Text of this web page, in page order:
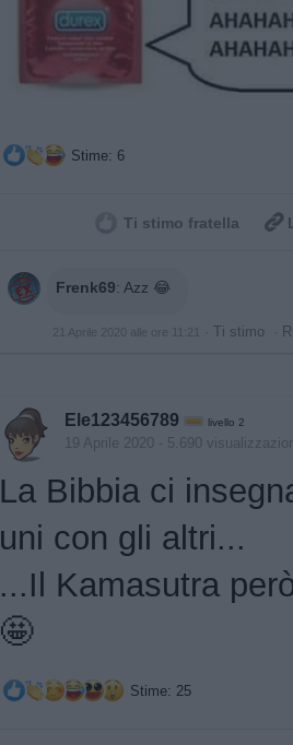
Stime: 6
Ti stimo fratella 
Frenk69: Azz 😂
21 Aprile 2020 alle ore 11:21 Ti stimo
Ele123456789 livello 2
19 Aprile 2020 - 5.690
La Bibbia ci
uni con gli altri...
...Il Kamasutra
🤩
Stime: 25